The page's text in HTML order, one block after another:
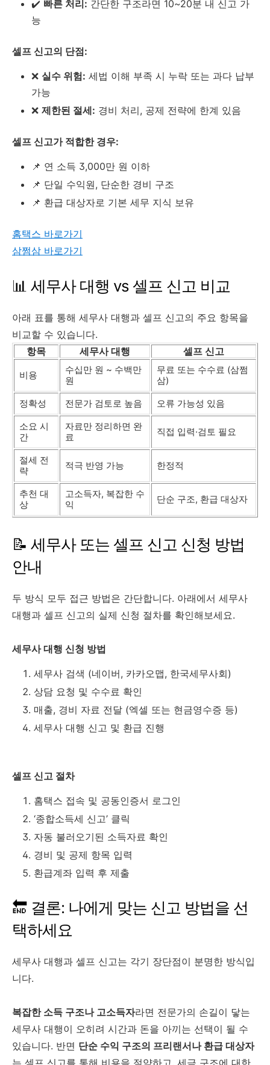
✔️ 빠른 처리: 간단한 구조라면 10~20분 내 신고 가
능
셀프 신고의 단점:
❌ 실수 위험: 세법 이해 부족 시 누락 또는 과다 납부
가능
❌ 제한된 절세: 경비 처리, 공제 전략에 한계 있음
셀프 신고가 적합한 경우:
📌 연 소득 3,000만 원 이하
📌 단일 수익원, 단순한 경비 구조
📌 환급 대상자로 기본 세무 지식 보유
홈택스 바로가기
삼쩜삼 바로가기
📊 세무사 대행 vs 셀프 신고 비교
아래 표를 통해 세무사 대행과 셀프 신고의 주요 항목을
비교할 수 있습니다.
항목
세무사 대행 셀프 신고
비용
수십만 원 ~ 수백만
원
무료 또는 수수료 (삼쩜
삼)
정확성
전문가 검토로 높음
오류 가능성 있음
소요 시
간
자료만 정리하면 완
료
직접 입력·검토 필요
절세 전
략
적극 반영 가능 한정적
추천 대
상
고소득자, 복잡한 수
익
단순 구조, 환급 대상자
📝 세무사 또는 셀프 신고 신청 방법
안내
두 방식 모두 접근 방법은 간단합니다. 아래에서 세무사
대행과 셀프 신고의 실제 신청 절차를 확인해보세요.
세무사 대행 신청 방법
세무사 검색 (네이버, 카카오맵, 한국세무사회)
상담 요청 및 수수료 확인
매출, 경비 자료 전달 (엑셀 또는 현금영수증 등)
세무사 대행 신고 및 환급 진행
셀프 신고 절차
홈택스 접속 및 공동인증서 로그인
‘종합소득세 신고’ 클릭
자동 불러오기된 소득자료 확인
경비 및 공제 항목 입력
환급계좌 입력 후 제출
🔚 결론: 나에게 맞는 신고 방법을 선
택하세요
세무사 대행과 셀프 신고는 각기 장단점이 분명한 방식입
니다.
복잡한 소득 구조나 고소득자라면 전문가의 손길이 닿는
세무사 대행이 오히려 시간과 돈을 아끼는 선택이 될 수
있습니다. 반면 단순 수익 구조의 프리랜서나 환급 대상자